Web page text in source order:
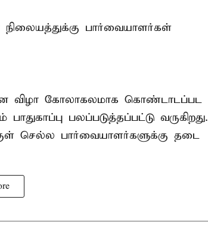
பார்வையாளர்கள்
தின விழா கோலாகலமாக கொண்டாடப்பட
பலப்படுத்தப்பட்டு வருகிறது.
செல்ல பார்வையாளர்களுக்கு தடை